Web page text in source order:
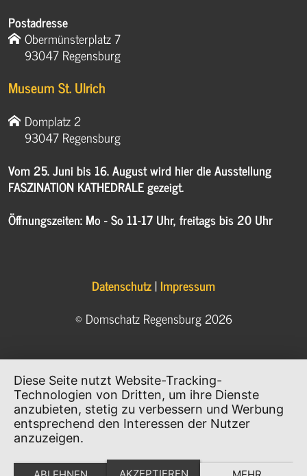
Postadresse
Obermünsterplatz 7
93047 Regensburg
Museum St. Ulrich
Domplatz 2
93047 Regensburg
Vom 25. Juni bis 16. August wird hier die Ausstellung
FASZINATION KATHEDRALE gezeigt.
Öffnungszeiten: Mo - So 11-17 Uhr, freitags bis 20 Uhr
Datenschutz|Impressum
© Domschatz Regensburg 2026
Diese Seite nutzt Website-Tracking-
Technologien von Dritten, um ihre Dienste
anzubieten, stetig zu verbessern und Werbung
entsprechend den Interessen der Nutzer
anzuzeigen.